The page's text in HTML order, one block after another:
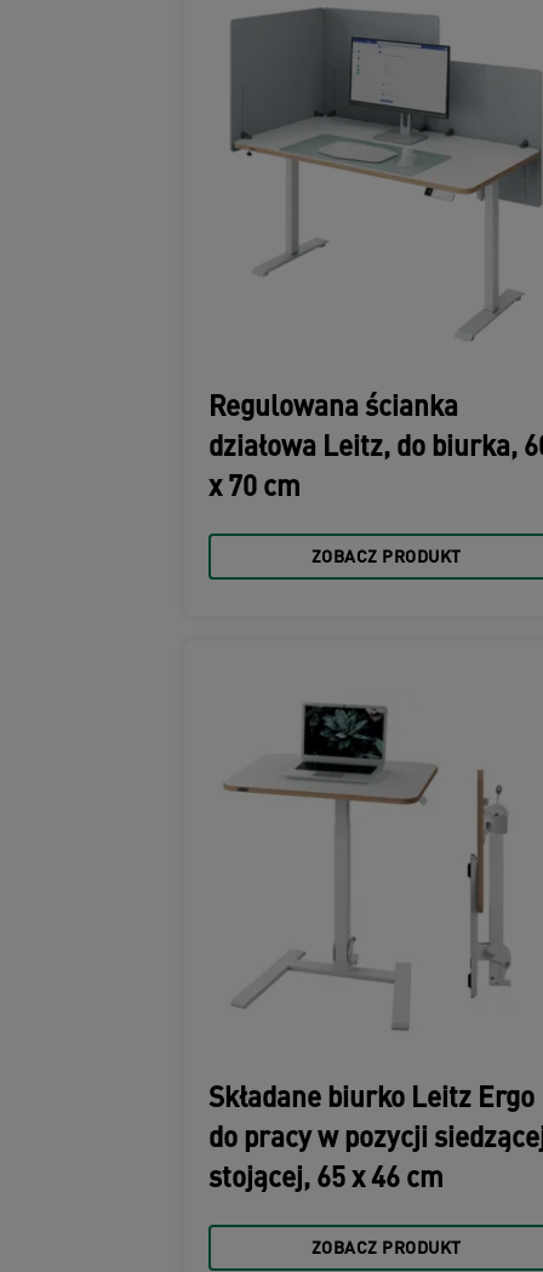
Regulowana ścianka
działowa Leitz, do biurka,
x 70 cm
ZOBACZ PRODUKT
Składane biurko Leitz Ergo
do pracy w pozycji
stojącej, 65 x 46 cm
ZOBACZ PRODUKT